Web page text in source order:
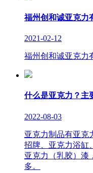
福州创和诚亚克力
2021-02-12
福州创和诚亚克力
什么是亚克力？主
2022-08-03
亚克力制品有亚克
招牌、亚克力浴缸
亚克力（乳胶）漆
多。